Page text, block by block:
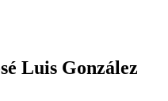
Luis González